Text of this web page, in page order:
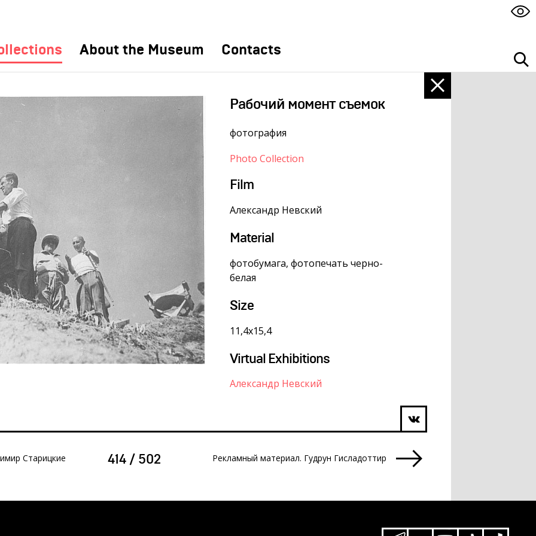
About the Museum Contacts
Рабочий момент съемок
фотография
Photo Collection
Film
Александр Невский
Material
фотобумага, фотопечать черно-
белая
Size
11,4х15,4
Virtual Exhibitions
Александр Невский
Старицкие 414 / 502 Рекламный материал. Гудрун Гисладоттир